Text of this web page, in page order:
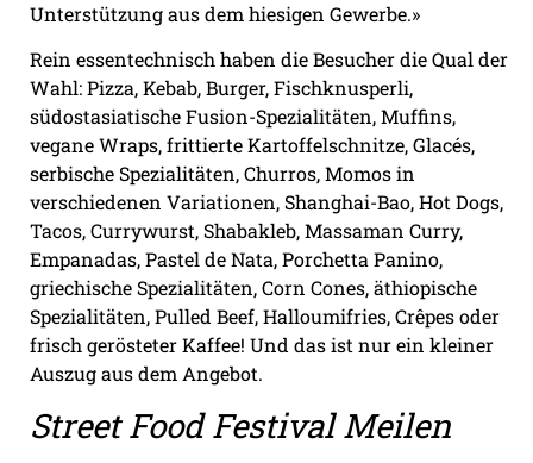
Unterstützung aus dem hiesigen Gewerbe.»
Rein essentechnisch haben die Besucher die Qual der
Wahl: Pizza, Kebab, Burger, Fischknusperli,
südostasiatische Fusion-Spezialitäten, Muffins,
vegane Wraps, frittierte Kartoffelschnitze, Glacés,
serbische Spezialitäten, Churros, Momos in
verschiedenen Variationen, Shanghai-Bao, Hot Dogs,
Tacos, Currywurst, Shabakleb, Massaman Curry,
Empanadas, Pastel de Nata, Porchetta Panino,
griechische Spezialitäten, Corn Cones, äthiopische
Spezialitäten, Pulled Beef, Halloumifries, Crêpes oder
frisch gerösteter Kaffee! Und das ist nur ein kleiner
Auszug aus dem Angebot.
Street Food Festival Meilen